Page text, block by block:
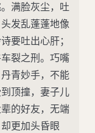
满脸灰尘，吐
发乱蓬蓬地像
要吐出心肝；
裂之刑。巧嘴
青妙手，不能
顶撞，妻子儿
的好友，无端
更加头昏眼